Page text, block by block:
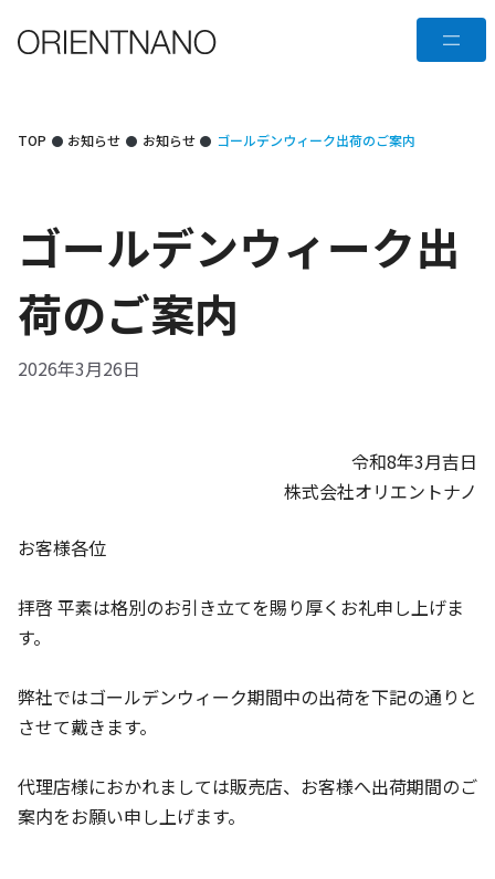
メ
TOP お知らせ お知らせ ゴールデンウィーク出荷のご案内
ゴールデンウィーク出
荷のご案内
2026年3月26日
令和8年3月吉日
株式会社オリエントナノ
お客様各位
拝啓 平素は格別のお引き立てを賜り厚くお礼申し上げま
す。
弊社ではゴールデンウィーク期間中の出荷を下記の通りと
させて戴きます。
代理店様におかれましては販売店、お客様へ出荷期間のご
案内をお願い申し上げます。